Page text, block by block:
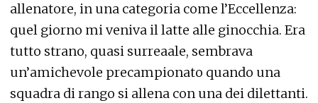
allenatore, in una categoria come l’Eccellenza:
quel giorno mi veniva il latte alle ginocchia. Era
tutto strano, quasi surreaale, sembrava
un’amichevole precampionato quando una
squadra di rango si allena con una dei dilettanti.